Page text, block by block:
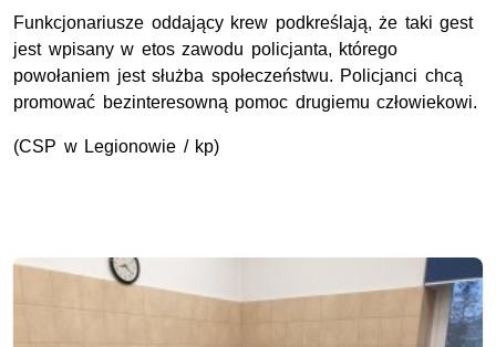
Funkcjonariusze oddający krew podkreślają, że taki gest
jest wpisany w etos zawodu policjanta, którego
powołaniem jest służba społeczeństwu. Policjanci chcą
promować bezinteresowną pomoc drugiemu człowiekowi.
(CSP w Legionowie / kp)